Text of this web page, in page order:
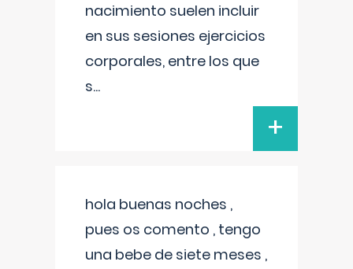
nacimiento suelen incluir
en sus sesiones ejercicios
corporales, entre los que
s...
+
hola buenas noches ,
pues os comento , tengo
una bebe de siete meses ,